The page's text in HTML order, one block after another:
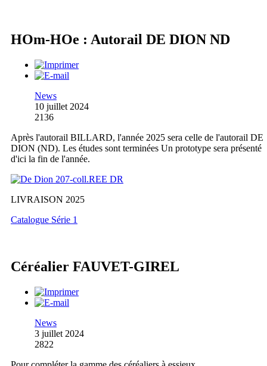
HOm-HOe : Autorail DE DION ND
News
10 juillet 2024
2136
Après l'autorail BILLARD, l'année 2025 sera celle de l'autorail DE
DION (ND). Les études sont terminées Un prototype sera présenté
d'ici la fin de l'année.
LIVRAISON 2025
Catalogue Série 1
Céréalier FAUVET-GIREL
News
3 juillet 2024
2822